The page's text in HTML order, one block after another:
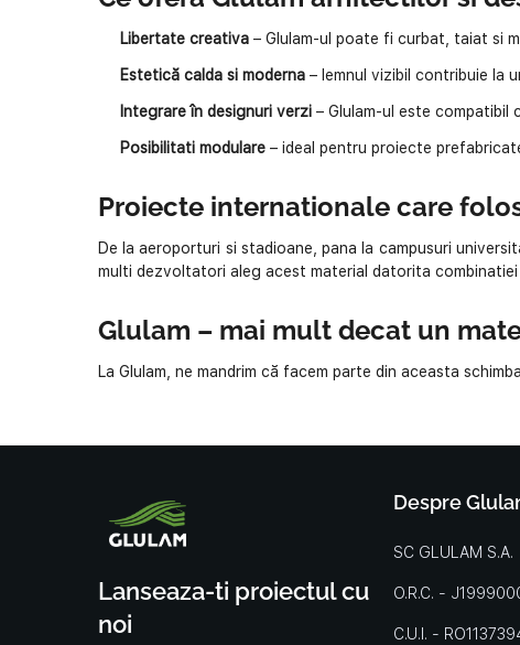
Libertate creativa – Glulam-ul poate fi curbat, taiat si
Estetică calda si moderna – lemnul vizibil contribuie la
Integrare în designuri verzi – Glulam-ul este compatibil
Posibilitati modulare – ideal pentru proiecte
Proiecte internationale care
De la aeroporturi si stadioane, pana la campusuri
multi dezvoltatori aleg acest material datorita
Glulam – mai mult decat un
La Glulam, ne mandrim că facem parte din aceasta
Lanseaza-ti proiectul cu
noi
Despre
SC GLULAM S.A.
O.R.C. -
C.U.I. -